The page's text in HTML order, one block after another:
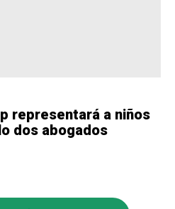
representará a niños
dos abogados